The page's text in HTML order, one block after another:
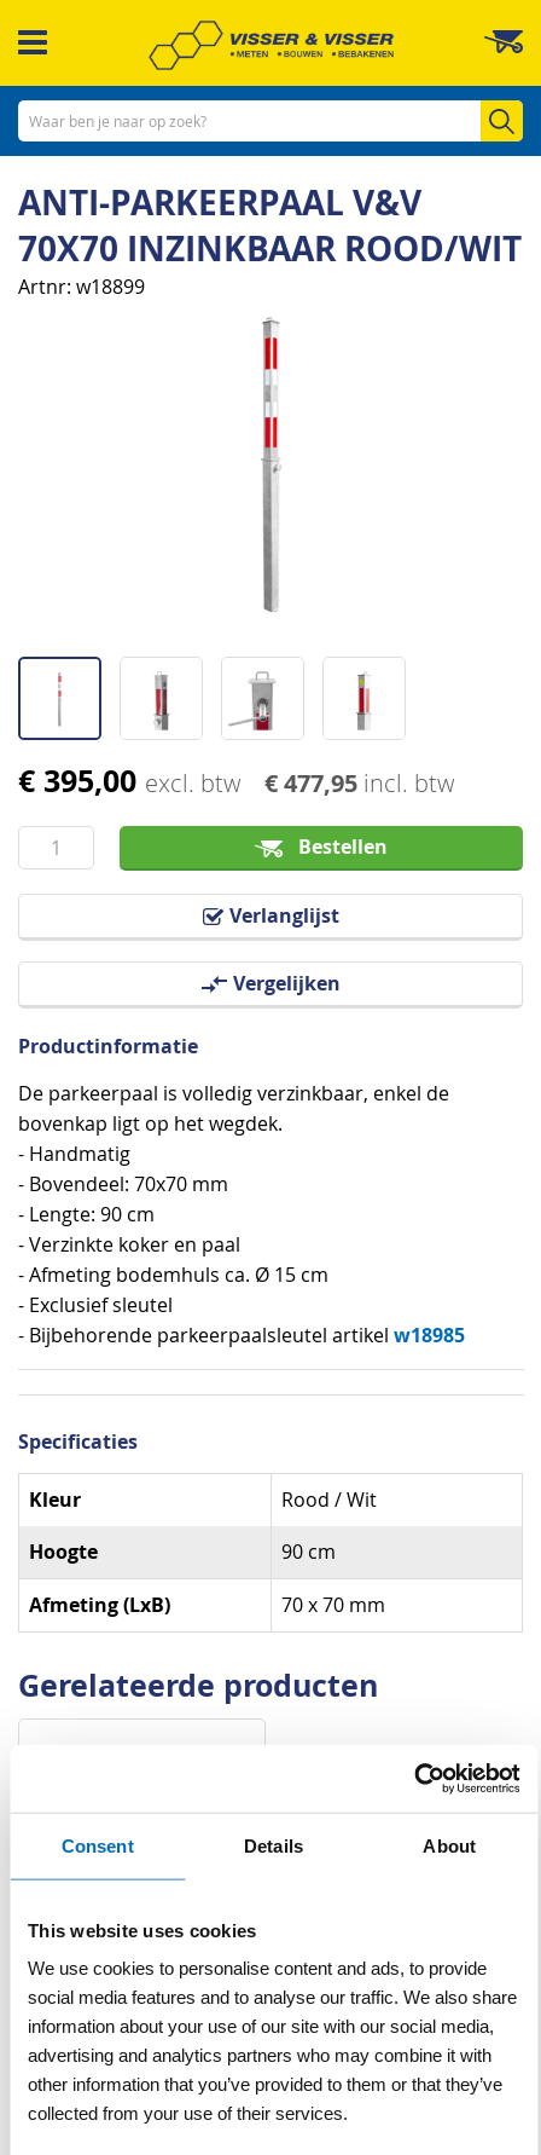
Consent Details About
This website uses cookies
We use cookies to personalise content and ads, to provide
social media features and to analyse our traffic. We also share
information about your use of our site with our social media,
advertising and analytics partners who may combine it with
other information that you’ve provided to them or that they’ve
collected from your use of their services.
naar
inhoud
ANTI-PARKEERPAAL V&V
70X70 INZINKBAAR ROOD/WIT
Artnr w18899
€ 395,00 excl. btw € 477,95 incl. btw
Bestellen
Verlanglijst
Vergelijken
Ga
het
begin
van
Productinformatie
De parkeerpaal is volledig verzinkbaar, enkel de
bovenkap ligt op het wegdek.
- Handmatig
- Bovendeel: 70x70 mm
- Lengte: 90 cm
- Verzinkte koker en paal
- Afmeting bodemhuls ca. Ø 15 cm
- Exclusief sleutel
- Bijbehorende parkeerpaalsleutel artikel w18985
Specificaties
Specificaties
Kleur Rood / Wit
Hoogte 90 cm
Afmeting (LxB) 70 x 70 mm
Gerelateerde producten
kant 18 mm T-model
€ 12,50